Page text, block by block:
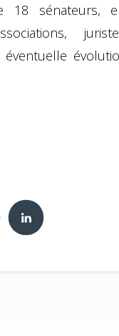
18 sénateurs,
éventuelle